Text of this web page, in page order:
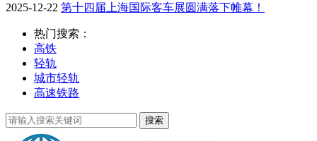
2025-12-22 第十四届上海国际客车展圆满落下帷幕！
热门搜索：
高铁
轻轨
城市轻轨
高速铁路